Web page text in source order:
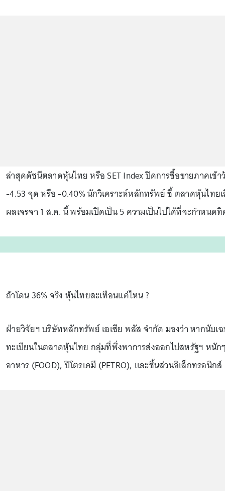
ล่าสุดดัชนีตลาดหุ้นไทย หรือ SET Index ปิดการซื้อขายภาคเช้
-4.53 จุด หรือ -0.40% นักวิเคราะห์หลักทรัพย์ ชี้ ตลาดหุ้นไทย
ผลเจรจา 1 ส.ค. นี้ พร้อมเปิดเป็น 5 ความเป็นไปได้ที่จะกำหน
ถ้าโดน 36% จริง หุ้นไทยสะเทือนแค่ไหน ?
ฝ่ายวิจัยฯ บริษัทหลักทรัพย์ เอเซีย พลัส จำกัด มองว่า หากนับ
ทะเบียนในตลาดหุ้นไทย กลุ่มที่พึ่งพาการส่งออกไปสหรัฐฯ หนั
อาหาร (FOOD), ปิโตรเคมี (PETRO), และชิ้นส่วนอิเล็กทรอนิกส์